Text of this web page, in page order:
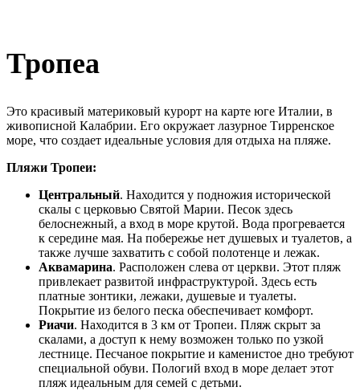
Тропеа
Это красивый материковый курорт на карте юге Италии, в
живописной Калабрии. Его окружает лазурное Тирренское
море, что создает идеальные условия для отдыха на пляже.
Пляжи Тропеи:
Центральный. Находится у подножия исторической
скалы с церковью Святой Марии. Песок здесь
белоснежный, а вход в море крутой. Вода прогревается
к середине мая. На побережье нет душевых и туалетов, а
также лучше захватить с собой полотенце и лежак.
Аквамарина. Расположен слева от церкви. Этот пляж
привлекает развитой инфраструктурой. Здесь есть
платные зонтики, лежаки, душевые и туалеты.
Покрытие из белого песка обеспечивает комфорт.
Риачи. Находится в 3 км от Тропеи. Пляж скрыт за
скалами, а доступ к нему возможен только по узкой
лестнице. Песчаное покрытие и каменистое дно требуют
специальной обуви. Пологий вход в море делает этот
пляж идеальным для семей с детьми.